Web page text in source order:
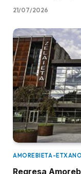
21/07/2026
AMOREBIETA-
Regresa